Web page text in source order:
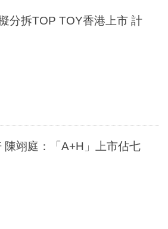
分拆TOP TOY香港上市 計
翊庭：「A+H」上市佔七